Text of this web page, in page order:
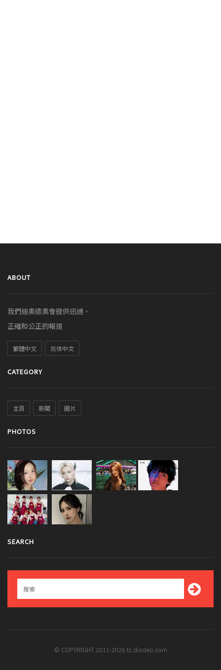
ABOUT
我們迪奧德奧會提供迅速、
正確和公正的報道
繁體中文 简体中文
CATEGORY
主頁 新聞 圖片
PHOTOS
SEARCH
© COPYRIGHT 2011-2026 tc.diodeo.com